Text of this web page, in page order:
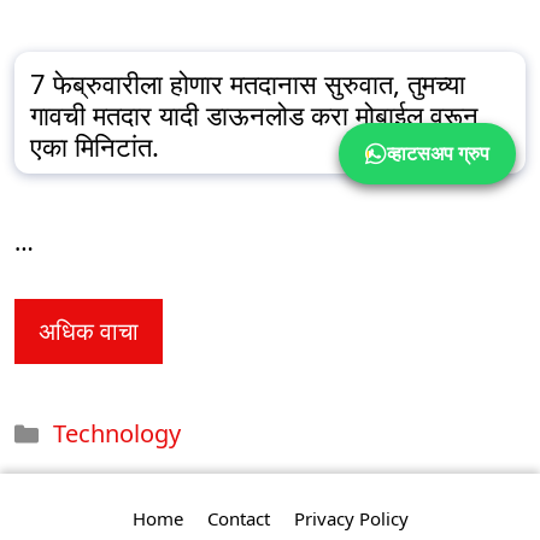
व्हाटसअप ग्रुप
7 फेब्रुवारीला होणार मतदानास सुरुवात, तुमच्या
गावची मतदार यादी डाऊनलोड करा मोबाईल वरून
एका मिनिटांत.
…
अधिक वाचा
Categories
Technology
Home Contact Privacy Policy